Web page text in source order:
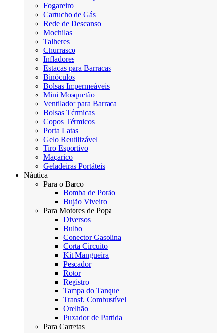
Fogareiro
Cartucho de Gás
Rede de Descanso
Mochilas
Talheres
Churrasco
Infladores
Estacas para Barracas
Binóculos
Bolsas Impermeáveis
Mini Mosquetão
Ventilador para Barraca
Bolsas Térmicas
Copos Térmicos
Porta Latas
Gelo Reutilizável
Tiro Esportivo
Maçarico
Geladeiras Portáteis
Náutica
Para o Barco
Bomba de Porão
Bujão Viveiro
Para Motores de Popa
Diversos
Bulbo
Conector Gasolina
Corta Circuito
Kit Mangueira
Pescador
Rotor
Registro
Tampa do Tanque
Transf. Combustível
Orelhão
Puxador de Partida
Para Carretas